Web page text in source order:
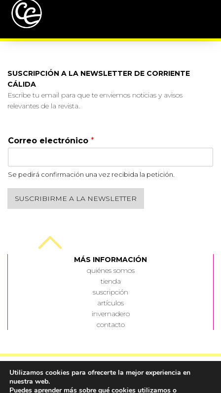
SUSCRIPCIÓN A LA NEWSLETTER DE CORRIENTE
CÁLIDA
Escribe tu email para que te enviemos noticias y avisos
relevantes de la revista.
Correo electrónico *
Se pedirá confirmación una vez recibida la petición.
SUSCRIBIRME A LA NEWSLETTER
MÁS INFORMACIÓN
quiénes somos
tienda
suscripción
artículos
invernadero
contacto
Utilizamos cookies para ofrecerte la mejor experiencia en
nuestra web.
Puedes aprender más sobre qué cookies utilizamos o